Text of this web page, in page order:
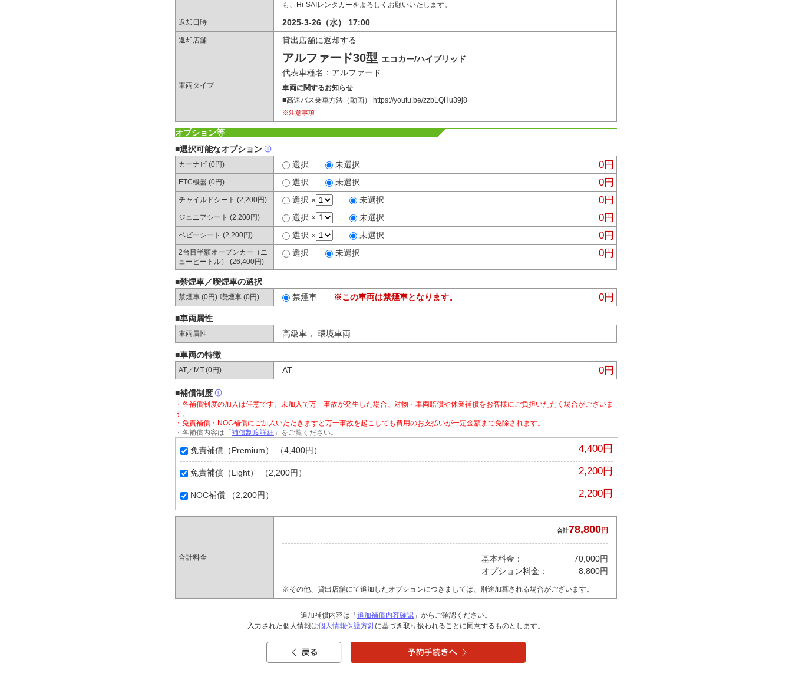
も、Hi-SAIレンタカーをよろしくお願いいたします。
返却日時 2025-3-26（水） 17:00
返却店舗 貸出店舗に返却する
車両タイプ
アルファード30型 エコカー/ハイブリッド
代表車種名：アルファード
車両に関するお知らせ
■高速バス乗車方法（動画） https://youtu.be/zzbLQHu39j8
※注意事項
オプション等
■選択可能なオプション
カーナビ (0円) 選択 未選択 0円
ETC機器 (0円) 選択 未選択 0円
チャイルドシート (2,200円) 選択 × 未選択 0円
ジュニアシート (2,200円) 選択 × 未選択 0円
ベビーシート (2,200円) 選択 × 未選択 0円
2台目半額オープンカー（ニ
ュービートル） (26,400円)
選択 未選択 0円
■禁煙車／喫煙車の選択
禁煙車 (0円) 喫煙車 (0円) 禁煙車 ※この車両は禁煙車となります。 0円
■車両属性
車両属性 高級車， 環境車両
■車両の特徴
AT／MT (0円) AT 0円
■補償制度
・各補償制度の加入は任意です。未加入で万一事故が発生した場合、対物・車両賠償や休業補償をお客様にご負担いただく場合がございま
す。
・免責補償・NOC補償にご加入いただきますと万一事故を起こしても費用のお支払いが一定金額まで免除されます。
・各補償内容は「 補償制度詳細 」をご覧ください。
免責補償（Premium） （4,400円） 4,400円
免責補償（Light） （2,200円） 2,200円
NOC補償 （2,200円） 2,200円
合計料金
合計78,800円
基本料金：
70,000円
オプション料金：
8,800円
※その他、貸出店舗にて追加したオプションにつきましては、別途加算される場合がございます。
追加補償内容は「 追加補償内容確認 」からご確認ください。
入力された個人情報は個人情報保護方針に基づき取り扱われることに同意するものとします。